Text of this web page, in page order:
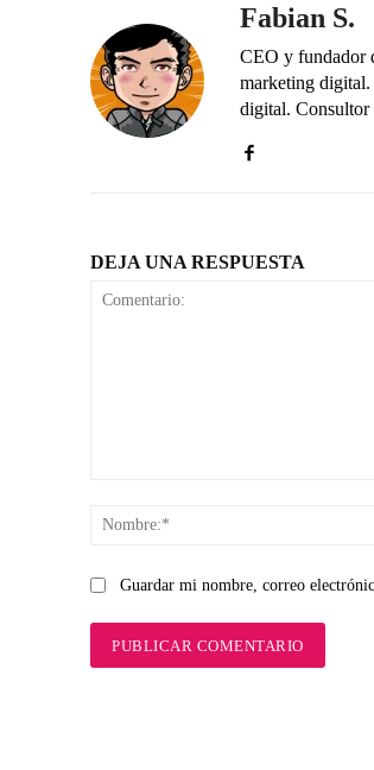
Fabian S.
CEO y fundador
marketing digital.
digital. Consultor
DEJA UNA RESPUESTA
Guardar mi nombre, correo